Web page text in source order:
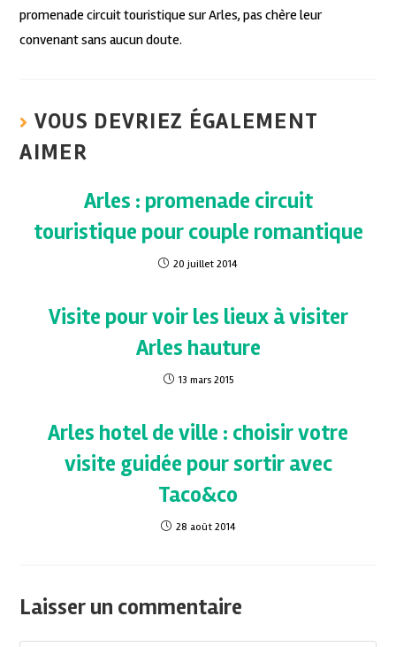
promenade circuit touristique sur Arles, pas chère leur
convenant sans aucun doute.
VOUS DEVRIEZ ÉGALEMENT
AIMER
Arles : promenade circuit
touristique pour couple romantique
20 juillet 2014
Visite pour voir les lieux à visiter
Arles hauture
13 mars 2015
Arles hotel de ville : choisir votre
visite guidée pour sortir avec
Taco&co
28 août 2014
Laisser un commentaire